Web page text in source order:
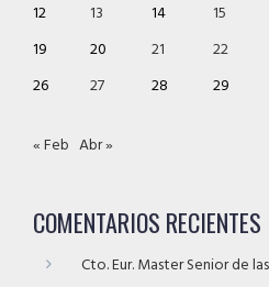
12
13 14 15
19
20 21 22
26
27 28 29
« Feb Abr »
COMENTARIOS RECIENTES
Cto. Eur. Master Senior de